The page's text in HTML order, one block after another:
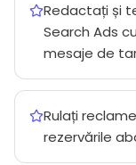
Redactați și
Search Ads
mesaje de
Rulați
rezervările